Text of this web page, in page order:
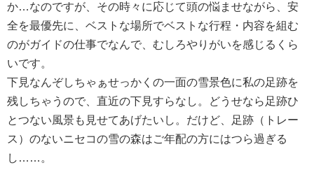
か…なのですが、その時々に応じて頭の悩ませながら、安
全を最優先に、ベストな場所でベストな行程・内容を組む
のがガイドの仕事でなんで、むしろやりがいを感じるくら
いです。
下見なんぞしちゃぁせっかくの一面の雪景色に私の足跡を
残しちゃうので、直近の下見すらなし。どうせなら足跡ひ
とつない風景も見せてあげたいし。だけど、足跡（トレー
ス）のないニセコの雪の森はご年配の方にはつら過ぎる
し……。